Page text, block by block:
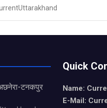
टनकपुर
Quick
Name:
E-Mail: